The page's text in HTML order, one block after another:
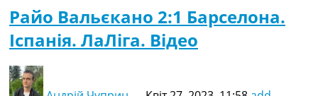
Райо Вальєкано 2:1 Барселона.
Іспанія. ЛаЛіга. Відео